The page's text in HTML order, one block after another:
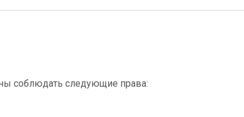
соблюдать следующие права: